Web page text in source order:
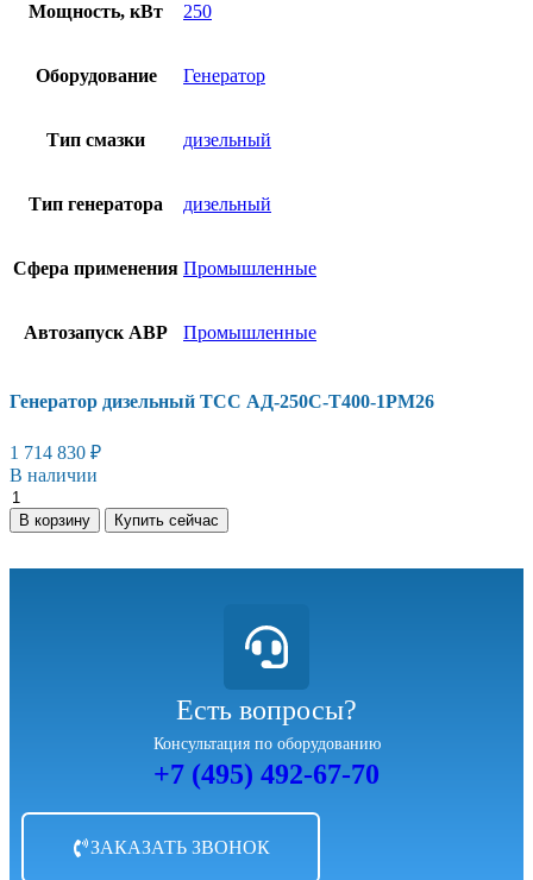
Мощность, кВт 250
Оборудование Генератор
Тип смазки дизельный
Тип генератора дизельный
Сфера применения Промышленные
Автозапуск АВР Промышленные
Генератор дизельный ТСС АД-250С-Т400-1РМ26
1 714 830 ₽
В наличии
В корзину Купить сейчас
Есть вопросы?
Консультация по оборудованию
+7 (495) 492-67-70
ЗАКАЗАТЬ ЗВОНОК